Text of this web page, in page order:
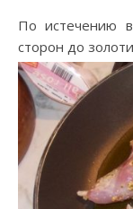
По истечению
сторон до